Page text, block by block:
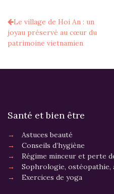
Le village de Hoi An : un
joyau préservé au cœur du
patrimoine vietnamien
Santé et bien être
→
Astuces beauté
→
Conseils d’hygiène
→
Régime minceur et perte
→
Sophrologie, ostéopathie,
→
Exercices de yoga